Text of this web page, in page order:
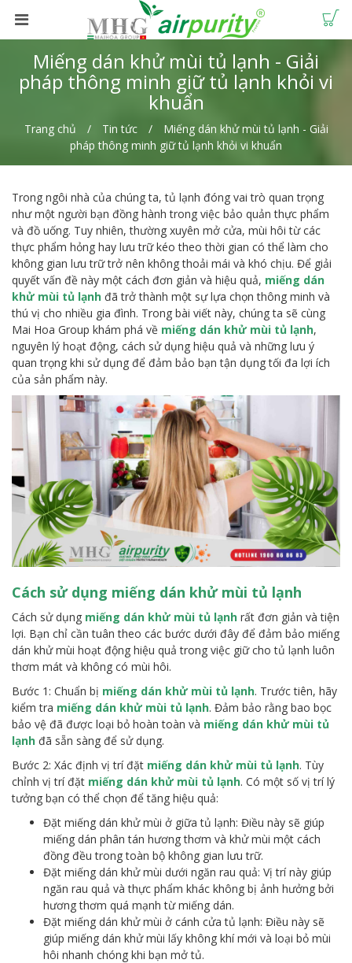
Miếng dán khử mùi tủ lạnh - Giải
pháp thông minh giữ tủ lạnh khỏi vi
khuẩn
Trang chủ Tin tức
Miếng dán khử mùi tủ lạnh - Giải
pháp thông minh giữ tủ lạnh khỏi vi khuẩn
Trong ngôi nhà của chúng ta, tủ lạnh đóng vai trò quan trọng
như một người bạn đồng hành trong việc bảo quản thực phẩm
và đồ uống. Tuy nhiên, thường xuyên mở cửa, mùi hôi từ các
thực phẩm hỏng hay lưu trữ kéo theo thời gian có thể làm cho
không gian lưu trữ trở nên không thoải mái và khó chịu. Để giải
quyết vấn đề này một cách đơn giản và hiệu quả, miếng dán
khử mùi tủ lạnh đã trở thành một sự lựa chọn thông minh và
thú vị cho nhiều gia đình. Trong bài viết này, chúng ta sẽ cùng
Mai Hoa Group khám phá về miếng dán khử mùi tủ lạnh,
nguyên lý hoạt động, cách sử dụng hiệu quả và những lưu ý
quan trọng khi sử dụng để đảm bảo bạn tận dụng tối đa lợi ích
của sản phẩm này.
Cách sử dụng miếng dán khử mùi tủ lạnh
Cách sử dụng miếng dán khử mùi tủ lạnh rất đơn giản và tiện
lợi. Bạn chỉ cần tuân theo các bước dưới đây để đảm bảo miếng
dán khử mùi hoạt động hiệu quả trong việc giữ cho tủ lạnh luôn
thơm mát và không có mùi hôi.
Bước 1: Chuẩn bị miếng dán khử mùi tủ lạnh. Trước tiên, hãy
kiểm tra miếng dán khử mùi tủ lạnh. Đảm bảo rằng bao bọc
bảo vệ đã được loại bỏ hoàn toàn và miếng dán khử mùi tủ
lạnh đã sẵn sàng để sử dụng.
Bước 2: Xác định vị trí đặt miếng dán khử mùi tủ lạnh. Tùy
chỉnh vị trí đặt miếng dán khử mùi tủ lạnh. Có một số vị trí lý
tưởng bạn có thể chọn để tăng hiệu quả:
Đặt miếng dán khử mùi ở giữa tủ lạnh: Điều này sẽ giúp
miếng dán phân tán hương thơm và khử mùi một cách
đồng đều trong toàn bộ không gian lưu trữ.
Đặt miếng dán khử mùi dưới ngăn rau quả: Vị trí này giúp
ngăn rau quả và thực phẩm khác không bị ảnh hưởng bởi
hương thơm quá mạnh từ miếng dán.
Đặt miếng dán khử mùi ở cánh cửa tủ lạnh: Điều này sẽ
giúp miếng dán khử mùi lấy không khí mới và loại bỏ mùi
hôi nhanh chóng khi bạn mở tủ.